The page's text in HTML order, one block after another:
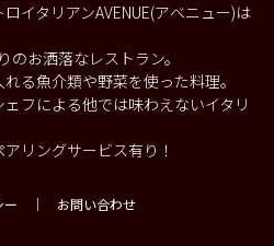
イタリアンAVENUE(アベニュー)は
お洒落なレストラン。
る魚介類や野菜を使った料理。
フによる他では味わえないイタリ
リングサービス有り！
ー ｜ お問い合わせ